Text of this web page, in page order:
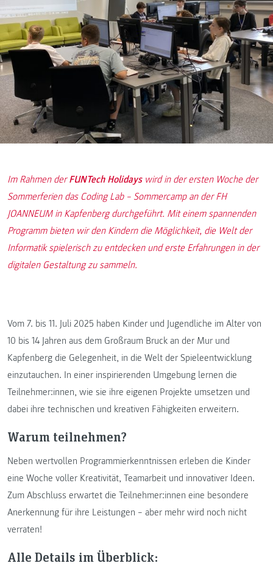
Im Rahmen derFUNTech Holidayswird in der ersten Woche der
Sommerferien das Coding Lab – Sommercamp an der FH
JOANNEUM in Kapfenberg durchgeführt. Mit einem spannenden
Programm bieten wir den Kindern die Möglichkeit, die Welt der
Informatik spielerisch zu entdecken und erste Erfahrungen in der
digitalen Gestaltung zu sammeln.
Vom 7. bis 11. Juli 2025 haben Kinder und Jugendliche im Alter von
10 bis 14 Jahren aus dem Großraum Bruck an der Mur und
Kapfenberg die Gelegenheit, in die Welt der Spieleentwicklung
einzutauchen. In einer inspirierenden Umgebung lernen die
Teilnehmer:innen, wie sie ihre eigenen Projekte umsetzen und
dabei ihre technischen und kreativen Fähigkeiten erweitern.
Warum teilnehmen?
Neben wertvollen Programmierkenntnissen erleben die Kinder
eine Woche voller Kreativität, Teamarbeit und innovativer Ideen.
Zum Abschluss erwartet die Teilnehmer:innen eine besondere
Anerkennung für ihre Leistungen – aber mehr wird noch nicht
verraten!
Alle Details im Überblick: